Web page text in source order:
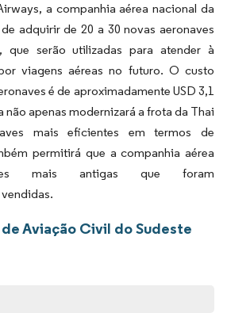
a companhia aérea nacional da
adquirir de 20 a 30 novas aeronaves
que serão utilizadas para atender à
viagens aéreas no futuro. O custo
é de aproximadamente USD 3,1
apenas modernizará a frota da Thai
mais eficientes em termos de
permitirá que a companhia aérea
mais antigas que foram
Aviação Civil do Sudeste